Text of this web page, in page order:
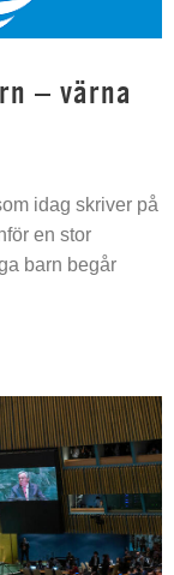
– värna
idag skriver på
en stor
barn begår